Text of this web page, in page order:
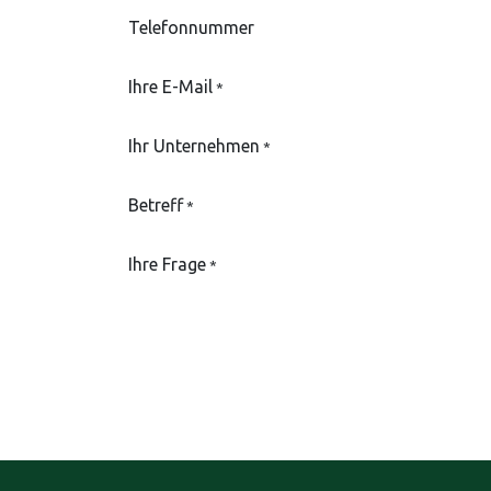
Telefonnummer
Ihre E-Mail*
Ihr Unternehmen *
Betreff*
Ihre Frage*